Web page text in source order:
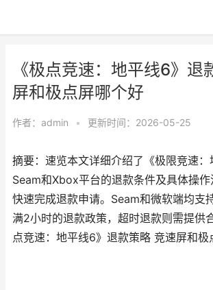
《极点竞速：地平线6》退
屏和极点屏哪个好
作者： admin • 更新时间：2026-05-25
摘要：速览本文详细介绍了《极限竞速
Seam和Xbox平台的退款条件及具体操
快速完成退款申请。Seam和微软端均支
满2小时的退款政策，超时退款则需提供
点竞速：地平线6》退款策略 竞速屏和极